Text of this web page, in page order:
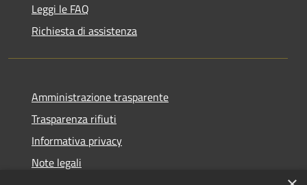
Leggi le FAQ
Richiesta di assistenza
Amministrazione trasparente
Trasparenza rifiuti
Informativa privacy
Note legali